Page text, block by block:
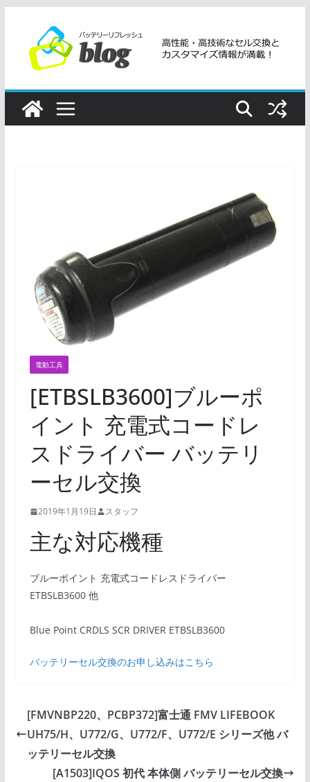
ツ
電動工具
[ETBSLB3600]ブルーポ
イント 充電式コードレ
スドライバー バッテリ
ーセル交換
2019年1月19日 スタッフ
主な対応機種
ブルーポイント 充電式コードレスドライバー
ETBSLB3600 他
Blue Point CRDLS SCR DRIVER ETBSLB3600
バッテリーセル交換のお申し込みはこちら
[FMVNBP220、PCBP372]富士通 FMV LIFEBOOK
UH75/H、U772/G、U772/F、U772/E シリーズ他 バ
ッテリーセル交換
[A1503]IQOS 初代 本体側 バッテリーセル交換